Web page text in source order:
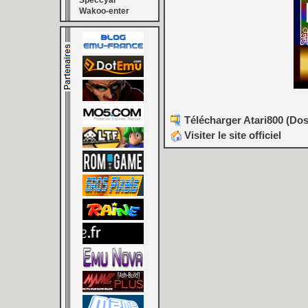
Wakoo-enter
Télécharger Atari800
Visiter le site officiel